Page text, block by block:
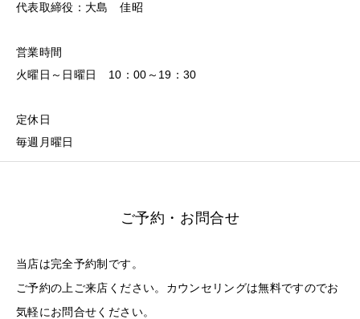
代表取締役：大島 佳昭
営業時間
火曜日～日曜日 10：00～19：30
定休日
毎週月曜日
ご予約・お問合せ
当店は完全予約制です。
ご予約の上ご来店ください。カウンセリングは無料ですのでお
気軽にお問合せください。